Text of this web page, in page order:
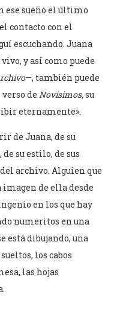
ese sueño el último
contacto con el
escuchando. Juana
y así como puede
—, también puede
verso deNovísimos,su
eternamente».
de Juana, de su
su estilo, de sus
archivo. Alguien que
imagen de ella desde
en los que hay
numeritos en una
está dibujando, una
los cabos
las hojas